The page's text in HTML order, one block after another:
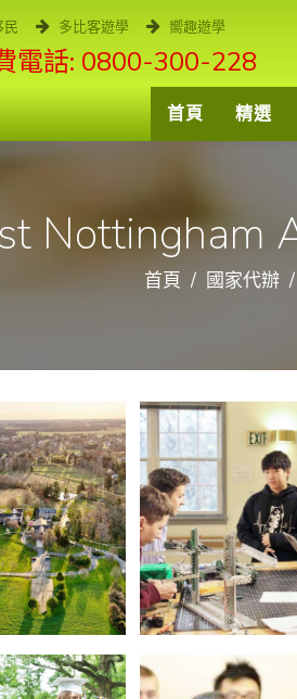
民 多比客遊學 嚮趣遊學
電話: 0800-300-228
首頁 精選
Nottingham
首頁 國家代辦